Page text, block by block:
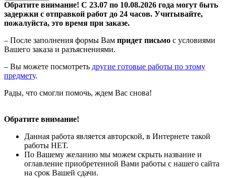
Обратите внимание! С 23.07 по 10.08.2026 года могут быть
задержки с отправкой работ до 24 часов. Учитывайте,
пожалуйста, это время при заказе.
– После заполнения формы Вам придет письмо с условиями
Вашего заказа и разъяснениями.
– Вы можете посмотреть другие готовые работы по этому
предмету.
Рады, что смогли помочь, ждем Вас снова!
Обратите внимание!
Данная работа является авторской, в Интернете такой
работы НЕТ.
По Вашему желанию мы можем скрыть название и
оглавление приобретенной Вами работы с нашего сайта
на срок Вашей сдачи.